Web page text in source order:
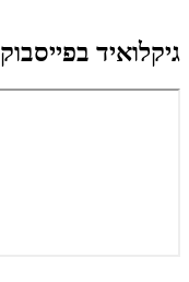
גיקלואיד בפייסבוק